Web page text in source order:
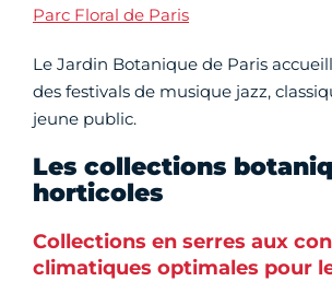
Parc Floral de Paris
Le Jardin Botanique de Paris
des festivals de musique jazz,
jeune public.
Les collections
horticoles
Collections en serres aux
climatiques optimales pour